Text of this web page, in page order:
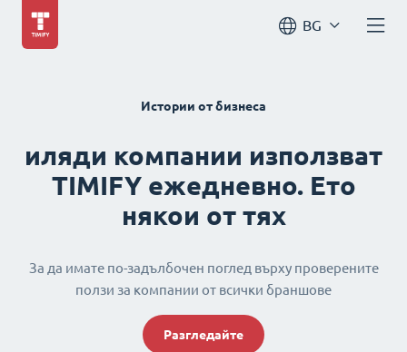
BG
Истории от бизнеса
иляди компании използват
TIMIFY ежедневно. Ето
някои от тях
За да имате по-задълбочен поглед върху проверените
ползи за компании от всички браншове
Разгледайте